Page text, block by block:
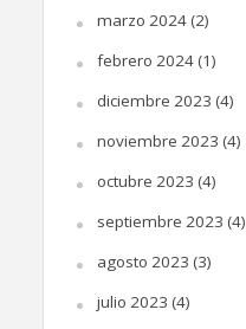
marzo 2024(2)
febrero 2024(1)
diciembre 2023 (4)
noviembre 2023 (4)
octubre 2023 (4)
septiembre 2023 (4)
agosto 2023 (3)
julio 2023 (4)